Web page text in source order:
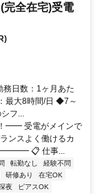
完全在宅)受電
務日数：1ヶ月あた
最大8時間/日 ◆7～
フ...
━━ 受電がメインで
ンスよく働けるカ
📋 仕事...
転勤なし
経験不問
研修あり
在宅OK
夜 ピアスOK